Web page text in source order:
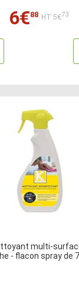
6€88 HT:5€73
multi-
- flacon spray de